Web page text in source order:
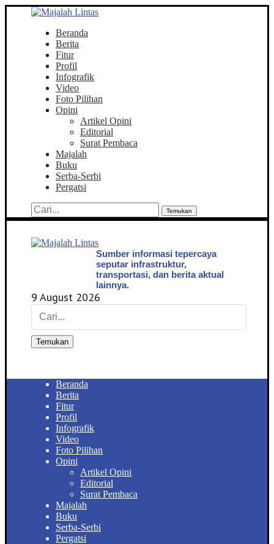
Beranda
Berita
Fitur
Profil
Infografik
Video
Foto Pilihan
Opini
Artikel Opini
Editorial
Surat Pembaca
Majalah
Buku
Serba-Serbi
Pergatsi
Temukan
Sumber informasi tepercaya
seputar infrastruktur,
transportasi, dan berita aktual
lainnya.
9 August 2026
Temukan
Beranda
Berita
Fitur
Profil
Infografik
Video
Foto Pilihan
Opini
Artikel Opini
Editorial
Surat Pembaca
Majalah
Buku
Serba-Serbi
Pergatsi